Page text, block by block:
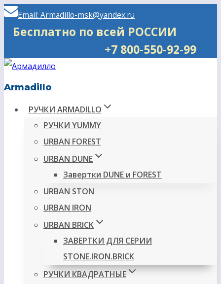
Перейти
Email: Armadillo-msk@yandex.ru
Бесплатно по всей РОССИИ
+7 800-550-92-99
Armadillo
РУЧКИ ARMADILLO
РУЧКИ YUMMY
URBAN FOREST
URBAN DUNE
Завертки DUNE и FOREST
URBAN STON
URBAN IRON
URBAN BRICK
ЗАВЕРТКИ ДЛЯ СЕРИИ
STONE.IRON.BRICK
РУЧКИ КВАДРАТНЫЕ